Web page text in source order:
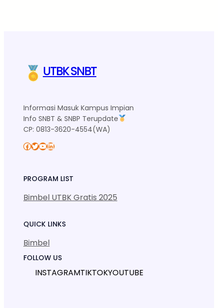
UTBK SNBT
Informasi Masuk Kampus Impian
Info SNBT & SNBP Terupdate
CP: 0813-3620-4554(WA)
Facebook Twitter YouTube LinkedIn
PROGRAM LIST
Bimbel UTBK Gratis 2025
QUICK LINKS
Bimbel
FOLLOW US
INSTAGRAMTIKTOKYOUTUBE